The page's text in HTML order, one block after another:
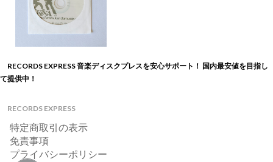
RECORDS EXPRESS 音楽ディスクプレスを安心サポート！ 国内最安値を目指し
て提供中！
RECORDS EXPRESS
特定商取引の表示
免責事項
プライバシーポリシー